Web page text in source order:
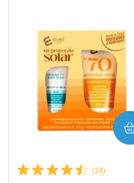
(24)
COMPRAR